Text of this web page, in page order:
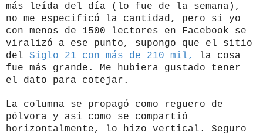
más leída del día (lo fue de la semana),
no me especificó la cantidad, pero si yo
con menos de 1500 lectores en Facebook se
viralizó a ese punto, supongo que el sitio
del Siglo 21 con más de 210 mil,
la cosa
fue más grande. Me hubiera gustado tener
el dato para cotejar.
La columna se propagó como reguero de
pólvora y así como se compartió
horizontalmente, lo hizo vertical. Seguro